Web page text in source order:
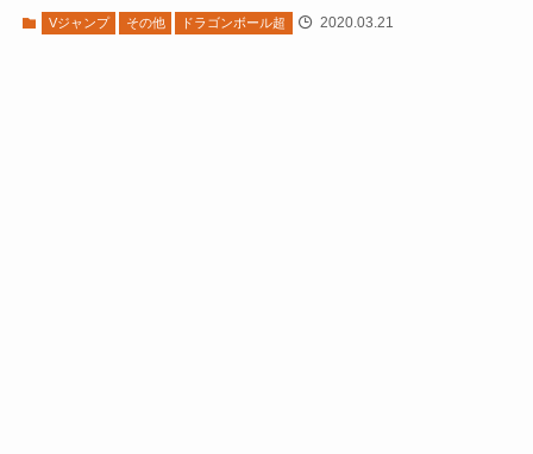
Vジャンプ その他 ドラゴンボール超 2020.03.21